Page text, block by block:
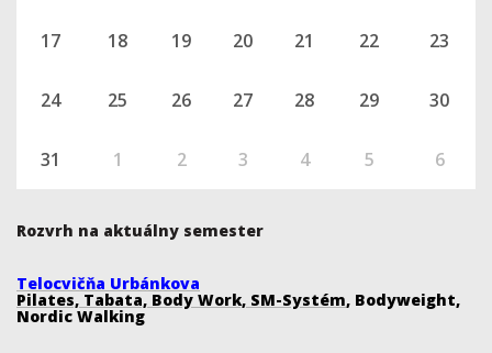
17 18 19 20 21 22 23
24 25 26 27 28 29 30
31 1 2 3 4 5 6
Rozvrh na aktuálny semester
Telocvičňa Urbánkova
Pilates, Tabata, Body Work, SM-Systém, Bodyweight,
Nordic Walking